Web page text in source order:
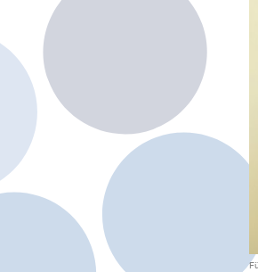
Foto: Konstantin Börner